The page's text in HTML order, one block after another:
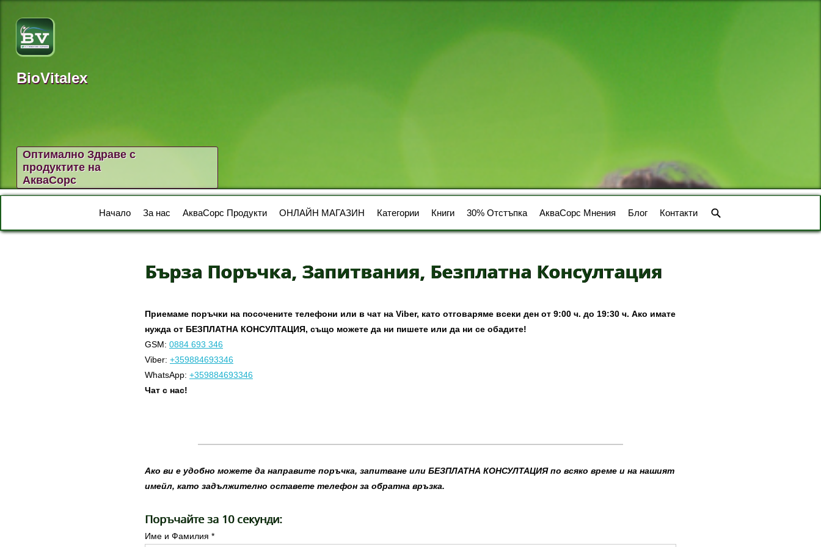
BioVitalex
Оптимално Здраве с
продуктите на
АкваСорс
Начало За нас АкваСорс Продукти ОНЛАЙН МАГАЗИН Категории Книги 30% Отстъпка АкваСорс Мнения Блог Контакти
Бърза Поръчка, Запитвания, Безплатна Консултация
Приемаме поръчки на посочените телефони или в чат на Viber, като отговаряме всеки ден от 9:00 ч. до 19:30 ч. Ако имате
нужда от БЕЗПЛАТНА КОНСУЛТАЦИЯ, също можете да ни пишете или да ни се обадите!
GSM: 0884 693 346
Viber: +359884693346
WhatsApp: +359884693346
Чат с нас!
Ако ви е удобно можете да направите поръчка, запитване или БЕЗПЛАТНА КОНСУЛТАЦИЯ по всяко време и на нашият
имейл, като задължително оставете телефон за обратна връзка.
Поръчайте за 10 секунди:
Име и Фамилия *